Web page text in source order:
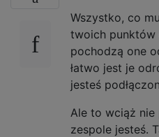
Wszystko, co
twoich punktów
pochodzą one
łatwo jest je
jesteś
Ale to wciąż
zespole jesteś.